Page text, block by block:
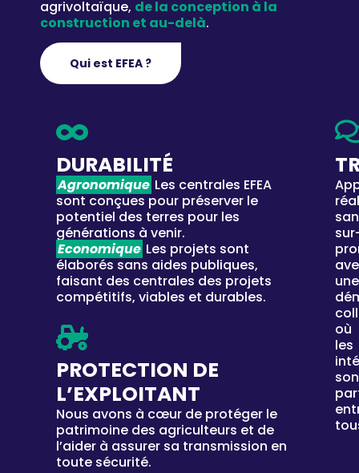
agrivoltaïque, de la conception à la
construction et au-delà.
Qui est EFEA ?
DURABILITÉ
Agronomique Les centrales EFEA
sont conçues pour préserver le
potentiel des terres pour les
générations à venir.
Economique Les projets sont
élaborés sans aides publiques,
faisant des centrales des projets
compétitifs, viables et durables.
PROTECTION DE
L’EXPLOITANT
Nous avons à cœur de protéger le
patrimoine des agriculteurs et de
l’aider à assurer sa transmission en
toute sécurité.
une
où
les